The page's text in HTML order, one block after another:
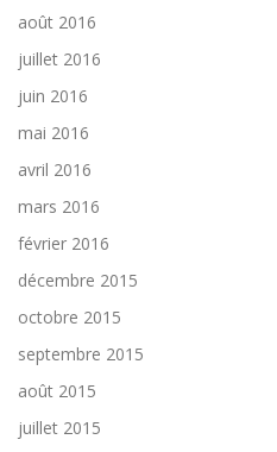
août 2016
juillet 2016
juin 2016
mai 2016
avril 2016
mars 2016
février 2016
décembre 2015
octobre 2015
septembre 2015
août 2015
juillet 2015